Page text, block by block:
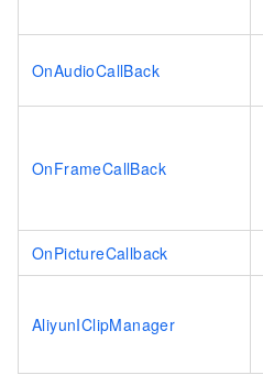
OnAudioCallBack
OnFrameCallBack
OnPictureCallback
AliyunIClipManager